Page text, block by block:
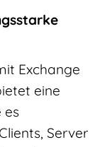
Exchange
eine
es
Server